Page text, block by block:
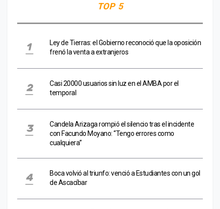
TOP 5
Ley de Tierras: el Gobierno reconoció que la oposición
frenó la venta a extranjeros
Casi 20000 usuarios sin luz en el AMBA por el
temporal
Candela Arizaga rompió el silencio tras el incidente
con Facundo Moyano: “Tengo errores como
cualquiera”
Boca volvió al triunfo: venció a Estudiantes con un gol
de Ascacíbar